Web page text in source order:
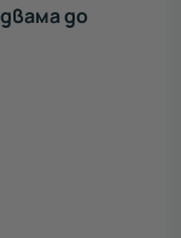
до